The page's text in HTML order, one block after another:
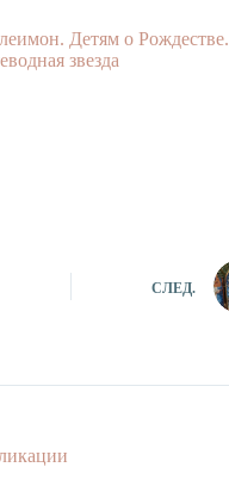
Детям о Рождестве.
звезда
СЛЕД.